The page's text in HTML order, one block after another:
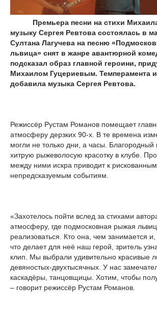
Премьера песни на стихи Михаила
музыку Сергея Ревтова состоялась в
Султана Лагучева на песню
львица» снят в жанре авантюрной
подсказал образ главной героини,
Михаилом Гуцериевым. Темперамента
добавила музыка Сергея Ревтова.
Режиссёр Рустам Романов помещает
атмосферу дерзких 90-х. В те времена
могли не только дни, а часы. Благородный
хитрую рыжеволосую красотку в клубе.
между ними искра приводит к
непредсказуемым событиям.
«Захотелось пойти вслед за стихами
атмосферу, где подмосковная рыжая
реализоваться. Кто она, чем занимается и,
что делает для неё наш герой, зритель
клип. Мы выбрали удивительно красивые
девяностых-двухтысячных. У нас
каскадёры, танцовщицы. Хотим, чтобы
– говорит режиссёр Рустам Романов.